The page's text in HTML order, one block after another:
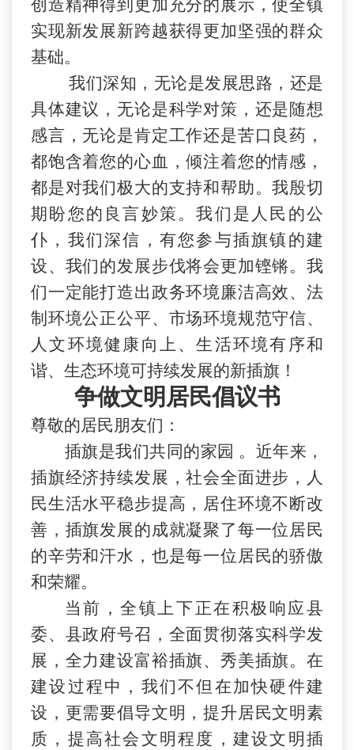
创 造精神得到更加充分的展示，使全镇
实现新发展新跨越获得更加坚强的群众
基础。
我们深知，无论是发展思路，还是
具体建议，无论是科学对策，还是随想
感言，无论是肯定工作还是苦口良药，
都饱含着您的心血，倾注着您的情感，
都是对我们极大的支持和帮助。我殷切
期盼您的良言妙策。我们是人民的公
仆，我们深信，有您参与插旗镇的建
设、我们的发展步伐将会更加铿锵。我
们一定能打造出政务环境廉洁高效、法
制环境公正公平、市场环境规范守信、
人文环境健康向上、生活环境有序和
谐、生态环境可持续发展的新插旗！
争做文明居民倡议书
尊敬的居民朋友们：
插旗是我们共同的家园 。近年来，
插旗经济持续发展，社会全面进步，人
民生活水平稳步提高，居住环境不断改
善，插旗发展的成就凝聚了每一位居民
的辛劳和汗水，也是每一位居民的骄傲
和荣耀。
当前，全镇上下正在积极响应县
委、县政府号召，全面贯彻落实科学发
展，全力建设富裕插旗、秀美插旗。在
建设过程中，我们不但在加快硬件建
设，更需要倡导文明 ，提升居民文明素
质，提高社会文明程度，建设文明插